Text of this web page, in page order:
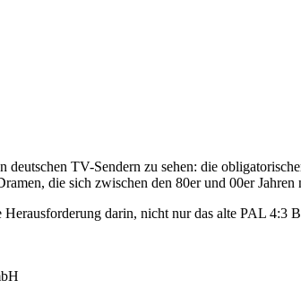
deutschen TV-Sendern zu sehen: die
die sich zwischen den 80er und 00er Jahren
Herausforderung darin, nicht nur das alte PAL